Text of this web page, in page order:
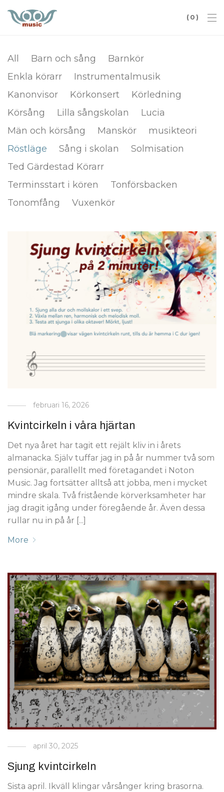
0
All Barn och sång
Barnkör
Enkla körarr
Instrumentalmusik
Kanonvisor
Körkonsert
Körledning
Körsång
Lilla sångskolan
Lucia
Män och körsång
Manskör
musikteori
Röstläge
Sång i skolan
Solmisation
Ted Gärdestad Körarr
Terminsstart i kören
Tonförsbacken
Tonomfång
Vuxenkör
februari 16, 2026
Kvintcirkeln i våra hjärtan
Det nya året har tagit ett rejält kliv in i årets
almanacka. Själv tuffar jag in på år nummer två som
pensionär, parallellt med företagandet i Noton
Music. Jag fortsätter alltså att jobba, men i mycket
mindre skala. Två fristående körverksamheter har
jag dragit igång under föregående år. Även dessa
rullar nu in på år [...]
More
april 30, 2025
Sjung kvintcirkeln
Sista april. Ikväll klingar vårsånger kring brasorna.